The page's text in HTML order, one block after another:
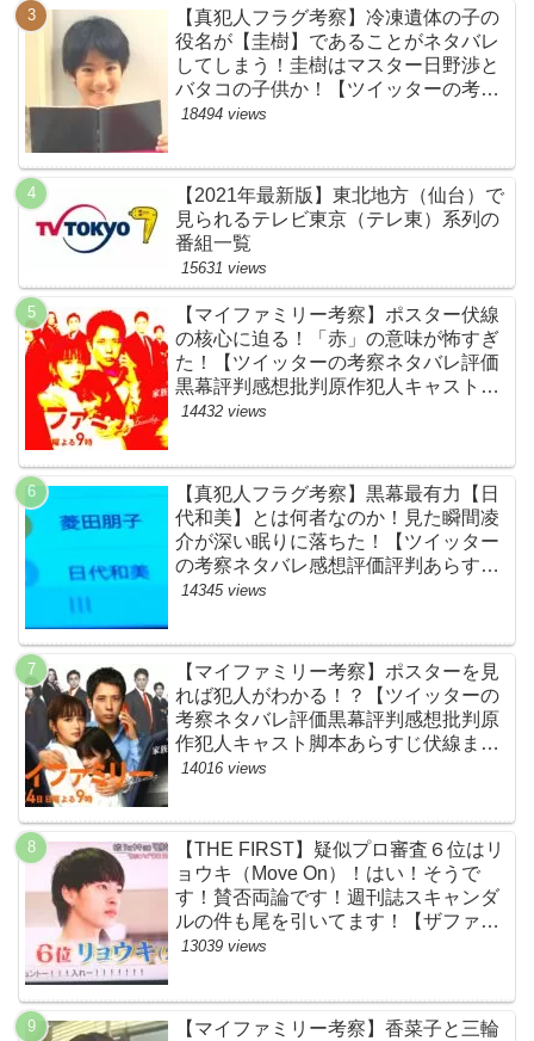
【真犯人フラグ考察】冷凍遺体の子の
役名が【圭樹】であることがネタバレ
してしまう！圭樹はマスター日野渉と
バタコの子供か！【ツイッターの考察
ネタバレ感想評価評判あらすじ原作犯
18494 views
【2021年最新版】東北地方（仙台）で
見られるテレビ東京（テレ東）系列の
番組一覧
15631 views
【マイファミリー考察】ポスター伏線
の核心に迫る！「赤」の意味が怖すぎ
た！【ツイッターの考察ネタバレ評価
黒幕評判感想批判原作犯人キャスト脚
本あらすじ伏線まとめ】
14432 views
【真犯人フラグ考察】黒幕最有力【日
代和美】とは何者なのか！見た瞬間凌
介が深い眠りに落ちた！【ツイッター
の考察ネタバレ感想評価評判あらすじ
原作犯人キャスト黒幕伏線まとめ】
14345 views
【マイファミリー考察】ポスターを見
れば犯人がわかる！？【ツイッターの
考察ネタバレ評価黒幕評判感想批判原
作犯人キャスト脚本あらすじ伏線まと
め】
14016 views
【THE FIRST】疑似プロ審査６位はリ
ョウキ（Move On）！はい！そうで
す！賛否両論です！週刊誌スキャンダ
ルの件も尾を引いてます！【ザファー
スト・ネットのネタバレ感想考察まと
13039 views
【マイファミリー考察】香菜子と三輪